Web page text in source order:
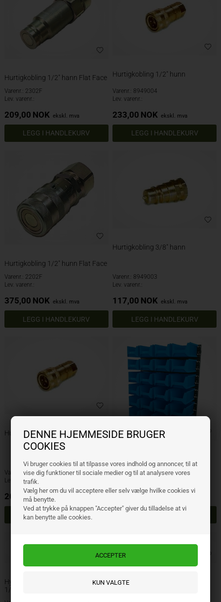
DENNE HJEMMESIDE BRUGER
COOKIES
Vi bruger cookies til at tilpasse vores indhold og annoncer, til at
vise dig funktioner til sociale medier og til at analysere vores
trafik.
Vælg her om du vil acceptere eller selv vælge hvilke cookies vi
må benytte.
Ved at trykke på knappen "Accepter" giver du tilladelse at vi
kan benytte alle cookies.
Hurtigkobling 1/2" hann Flat Face
Varenr.: 2302F
Lev. varenr.:
209,00 NOK ekskl. mva
Hurtigkobling 1/2" hunn
Varenr.: 8949004
Lev. varenr.:
233,00 NOK ekskl. mva
Hurtigkobling 1/2" hunn Flat Face
Varenr.: 2202F
Lev. varenr.:
375,00 NOK ekskl. mva
Hurtigkobling 3/8" hann
Varenr.: 8949003
Lev. varenr.:
117,00 NOK ekskl. mva
Hurtigkobling 3/8" hunn
Varenr.: 8949002
Lev. varenr.:
209,00 NOK ekskl. mva
Hydraulikkområde 3/8" + 1/2"
Varenr.: 9083
4.987,00
Hydraulikkslange 2 lags stålflett
1/2"
Hydraulikkslange 2 lags stålflett